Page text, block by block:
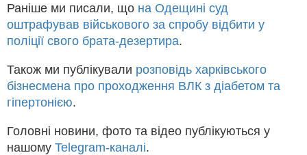
Раніше ми писали, що на Одещині суд
оштрафував військового за спробу відбити у
поліції свого брата-дезертира.
Також ми публікували розповідь харківського
бізнесмена про проходження ВЛК з діабетом та
гіпертонією.
Головні новини, фото та відео публікуються у
нашому Telegram-каналі.